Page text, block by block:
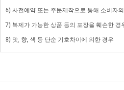
6) 사전예약 또는 주문제작으로 통해 소비자
7) 복제가 가능한 상품 등의 포장을 훼손한 경
8) 맛, 향, 색 등 단순 기호차이에 의한 경우